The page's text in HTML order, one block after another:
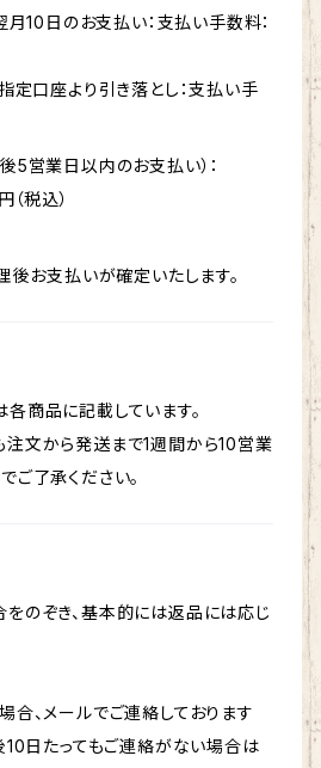
月10日のお支払い：支払い手数料：
定口座より引き落とし：支払い手
5営業日以内のお支払い）：
税込）
後お支払いが確定いたします。
商品に記載しています。
文から発送まで1週間から10営業
ご了承ください。
のぞき、基本的には返品には応じ
合、メールでご連絡しております
10日たってもご連絡がない場合は